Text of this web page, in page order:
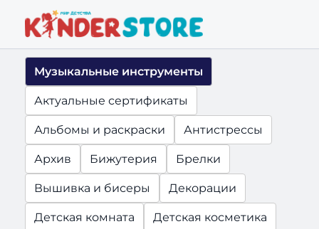
Музыкальные инструменты
Актуальные сертификаты
Альбомы и раскраски Антистрессы
Архив Бижутерия Брелки
Вышивка и бисеры Декорации
Детская комната Детская косметика